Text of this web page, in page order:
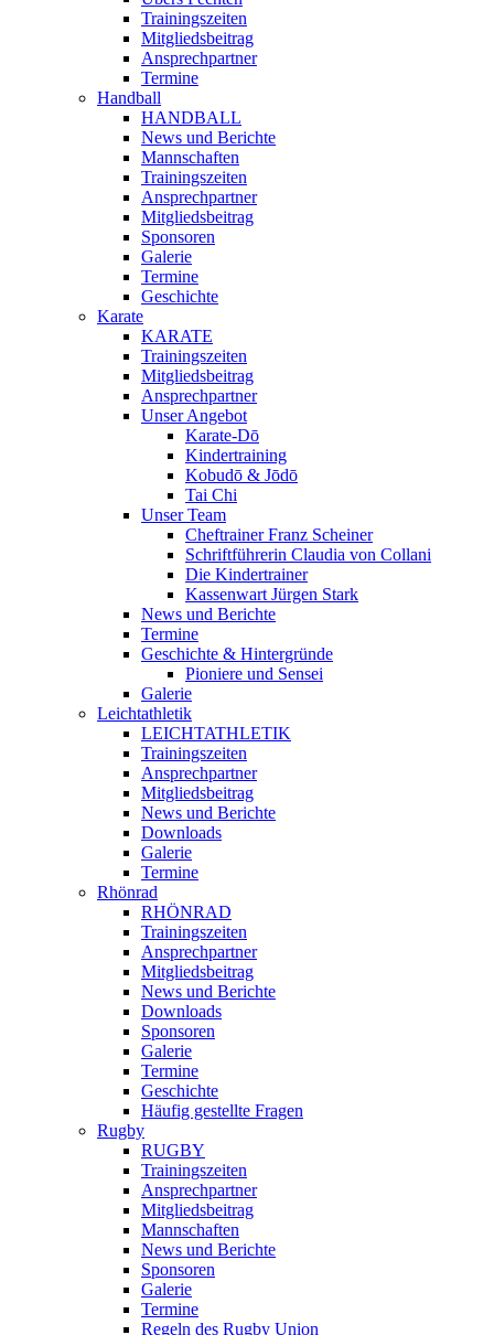
Trainingszeiten
Mitgliedsbeitrag
Ansprechpartner
Termine
Handball
HANDBALL
News und Berichte
Mannschaften
Trainingszeiten
Ansprechpartner
Mitgliedsbeitrag
Sponsoren
Galerie
Termine
Geschichte
Karate
KARATE
Trainingszeiten
Mitgliedsbeitrag
Ansprechpartner
Unser Angebot
Karate-Dō
Kindertraining
Kobudō & Jōdō
Tai Chi
Unser Team
Cheftrainer Franz Scheiner
Schriftführerin Claudia von Collani
Die Kindertrainer
Kassenwart Jürgen Stark
News und Berichte
Termine
Geschichte & Hintergründe
Pioniere und Sensei
Galerie
Leichtathletik
LEICHTATHLETIK
Trainingszeiten
Ansprechpartner
Mitgliedsbeitrag
News und Berichte
Downloads
Galerie
Termine
Rhönrad
RHÖNRAD
Trainingszeiten
Ansprechpartner
Mitgliedsbeitrag
News und Berichte
Downloads
Sponsoren
Galerie
Termine
Geschichte
Häufig gestellte Fragen
Rugby
RUGBY
Trainingszeiten
Ansprechpartner
Mitgliedsbeitrag
Mannschaften
News und Berichte
Sponsoren
Galerie
Termine
Regeln des Rugby Union